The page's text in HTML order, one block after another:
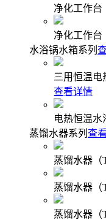
净化工作台
净化工作台
水浴锅水箱系列
三用恒温电
查看详情
电热恒温水
蒸馏水器系列 查
蒸馏水器（
蒸馏水器（
蒸馏水器（